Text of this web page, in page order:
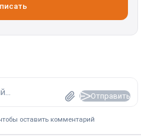
Отправить
оставить комментарий